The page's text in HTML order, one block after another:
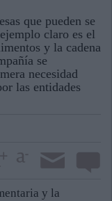
que pueden se
claro es el
y la cadena
se
necesidad
las entidades
y la